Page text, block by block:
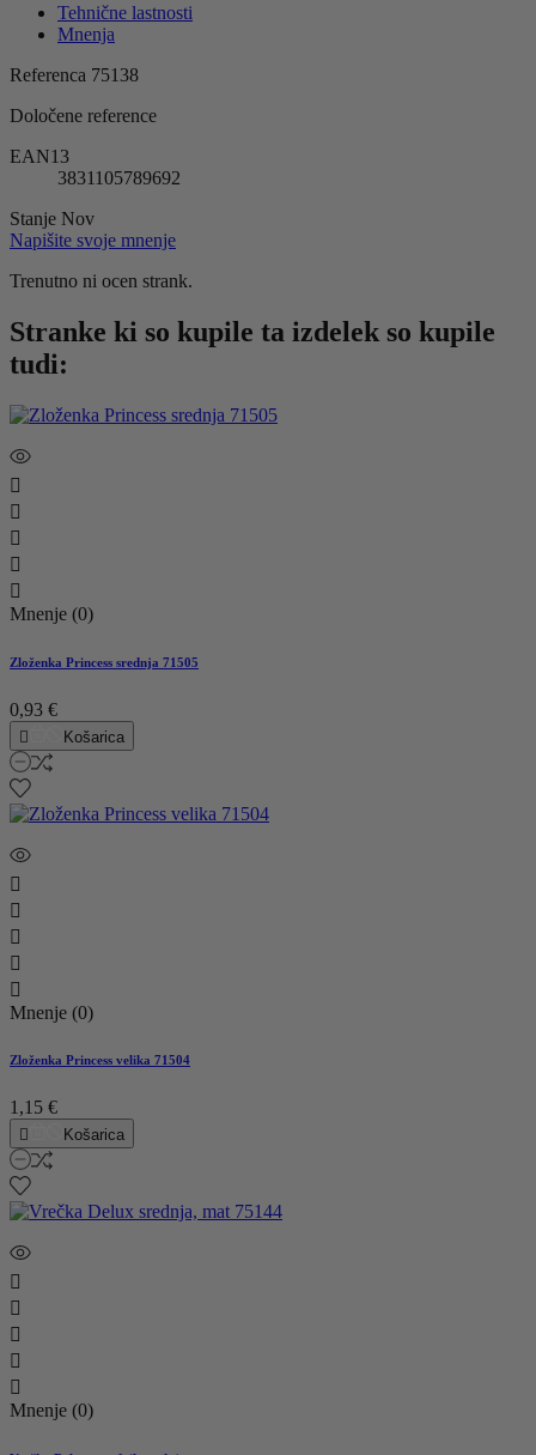
Tehnične lastnosti
Mnenja
Referenca 75138
Določene reference
EAN13
3831105789692
Stanje Nov
Napišite svoje mnenje
Trenutno ni ocen strank.
Stranke ki so kupile ta izdelek so kupile
tudi:





Mnenje (0)
Zloženka Princess srednja 71505
0,93 €
 Košarica





Mnenje (0)
Zloženka Princess velika 71504
1,15 €
 Košarica





Mnenje (0)